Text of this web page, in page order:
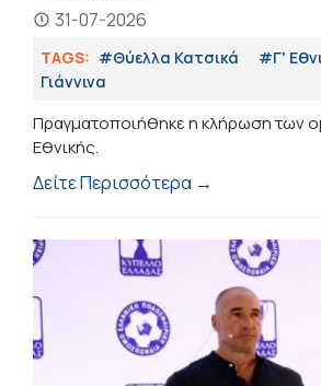
31-07-2026
TAGS: #Θύελλα Κατσικά #Γ'
Γιάννινα
Πραγματοποιήθηκε η κλήρωση των
Εθνικής.
Δείτε Περισσότερα →